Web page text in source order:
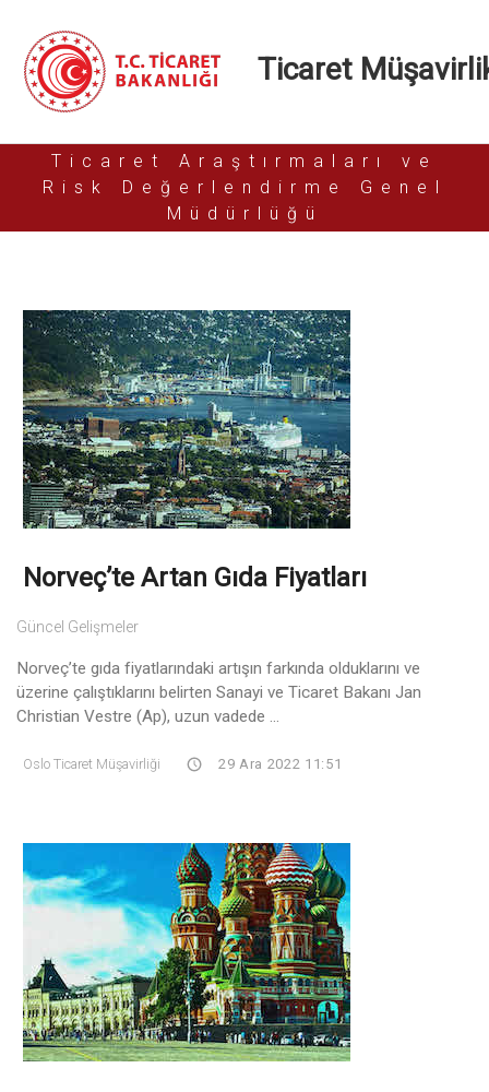
Ticaret
Ticaret Araştırmaları ve
Risk Değerlendirme Genel
Müdürlüğü
Norveç’te Artan Gıda Fiyatları
Güncel Gelişmeler
Norveç’te gıda fiyatlarındaki artışın farkında olduklarını ve
üzerine çalıştıklarını belirten Sanayi ve Ticaret Bakanı Jan
Christian Vestre (Ap), uzun vadede ...
Oslo Ticaret Müşavirliği 29 Ara 2022 11:51